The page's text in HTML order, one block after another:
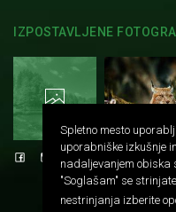
Spletno mesto
uporabniške izkušnje
nadaljevanjem obiska
"Soglašam" se
nestrinjanja izberite
IZPOSTAVLJENE